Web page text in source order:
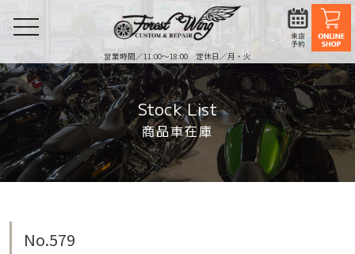
営業時間／11:00〜18:00 定休日／月・火
toggle
navigation
Stock List
商品車在庫
No.579